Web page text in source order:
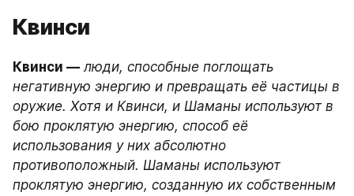
Квинси
Квинси — люди, способные поглощать
негативную энергию и превращать её частицы в
оружие. Хотя и Квинси, и Шаманы используют в
бою проклятую энергию, способ её
использования у них абсолютно
противоположный. Шаманы используют
проклятую энергию, созданную их собственным